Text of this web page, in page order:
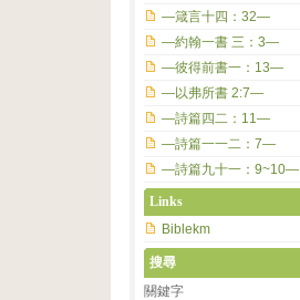
—箴言十四：32—
—約翰一書 三：3—
—彼得前書一：13—
—以弗所書 2:7—
—詩篇四二：11—
—詩篇一一二：7—
—詩篇九十一：9~10—
Links
Biblekm
搜尋
關鍵字